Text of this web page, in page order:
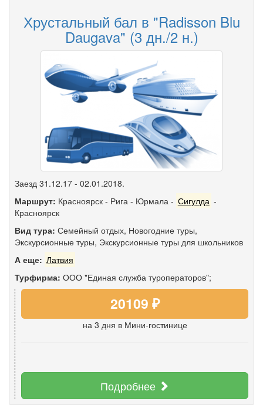
Хрустальный бал в "Radisson Blu
Daugava" (3 дн./2 н.)
Заезд 31.12.17 - 02.01.2018.
Маршрут: Красноярск - Рига - Юрмала - Сигулда -
Красноярск
Вид тура: Семейный отдых, Новогодние туры,
Экскурсионные туры, Экскурсионные туры для школьников
А еще: Латвия
Турфирма: ООО "Единая служба туроператоров";
20109 ₽
на 3 дня в Мини-гостинице
Подробнее